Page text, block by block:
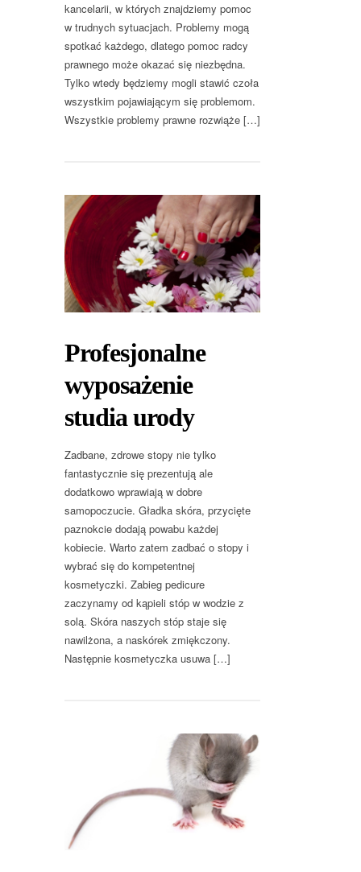
kancelarii, w których znajdziemy pomoc
w trudnych sytuacjach. Problemy mogą
spotkać każdego, dlatego pomoc radcy
prawnego może okazać się niezbędna.
Tylko wtedy będziemy mogli stawić czoła
wszystkim pojawiającym się problemom.
Wszystkie problemy prawne rozwiąże […]
Profesjonalne
wyposażenie
studia urody
Zadbane, zdrowe stopy nie tylko
fantastycznie się prezentują ale
dodatkowo wprawiają w dobre
samopoczucie. Gładka skóra, przycięte
paznokcie dodają powabu każdej
kobiecie. Warto zatem zadbać o stopy i
wybrać się do kompetentnej
kosmetyczki. Zabieg pedicure
zaczynamy od kąpieli stóp w wodzie z
solą. Skóra naszych stóp staje się
nawilżona, a naskórek zmiękczony.
Następnie kosmetyczka usuwa […]